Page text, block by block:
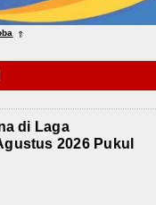
⇑
di Laga
2026 Pukul